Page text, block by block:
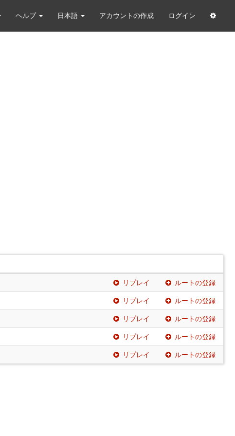
ヘルプ 日本語 アカウントの作成 ログイン
リプレイ ルートの登録
リプレイ ルートの登録
リプレイ ルートの登録
リプレイ ルートの登録
リプレイ ルートの登録